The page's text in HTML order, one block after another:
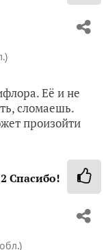
Её и не
сломаешь.
произойти
2 Спасибо!